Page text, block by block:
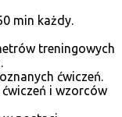
min każdy.
treningowych
ćwiczeń.
i wzorców